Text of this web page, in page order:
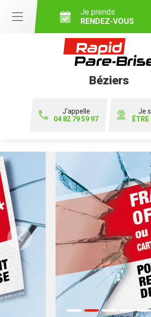
Je prends
RENDEZ-VOUS
Béziers
J'appelle
04 82 79 59 97
Je
Previous